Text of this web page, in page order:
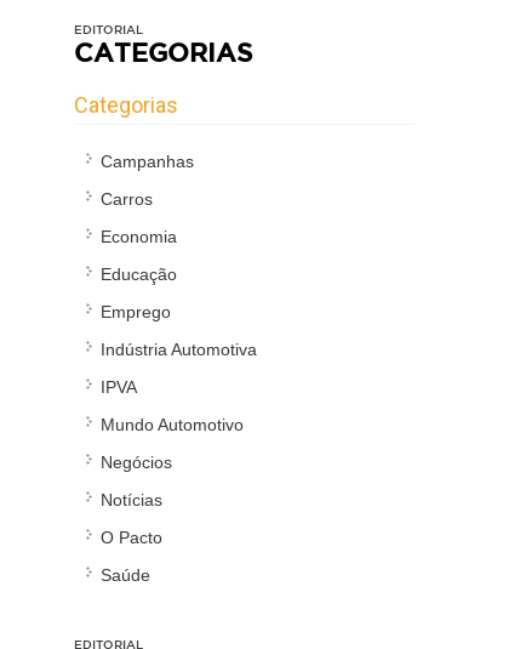
EDITORIAL
CATEGORIAS
Categorias
Campanhas
Carros
Economia
Educação
Emprego
Indústria Automotiva
IPVA
Mundo Automotivo
Negócios
Notícias
O Pacto
Saúde
EDITORIAL